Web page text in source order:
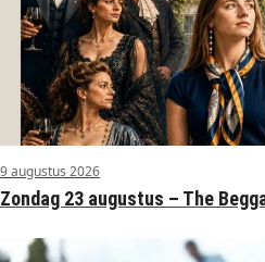
9 augustus 2026
Zondag 23 augustus – The